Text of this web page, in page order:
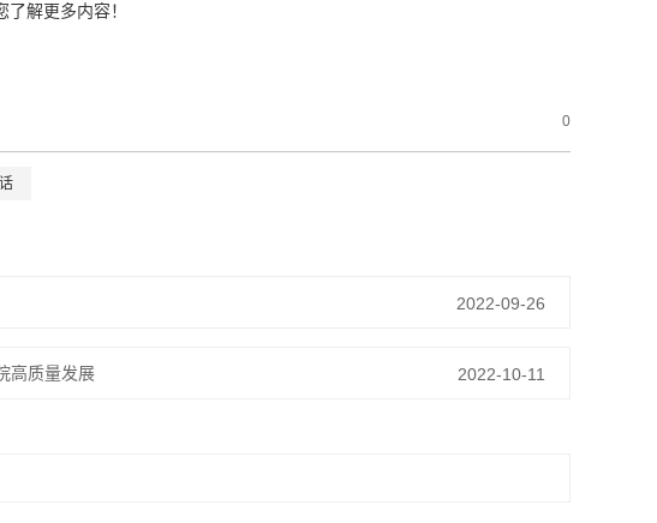
解更多内容！
0
2022-09-26
高质量发展 2022-10-11